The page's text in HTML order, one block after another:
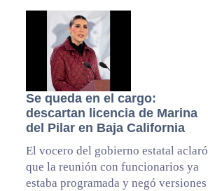
Se queda en el cargo:
descartan licencia de Marina
del Pilar en Baja California
El vocero del gobierno estatal aclaró
que la reunión con funcionarios ya
estaba programada y negó versiones